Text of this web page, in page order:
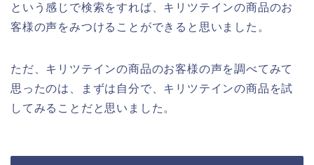
という感じで検索をすれば、キリツテインの商品のお
客様の声をみつけることができると思いました。
ただ、キリツテインの商品のお客様の声を調べてみて
思ったのは、まずは自分で、キリツテインの商品を試
してみることだと思いました。